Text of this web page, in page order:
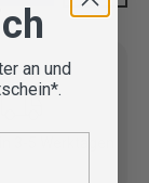
an und